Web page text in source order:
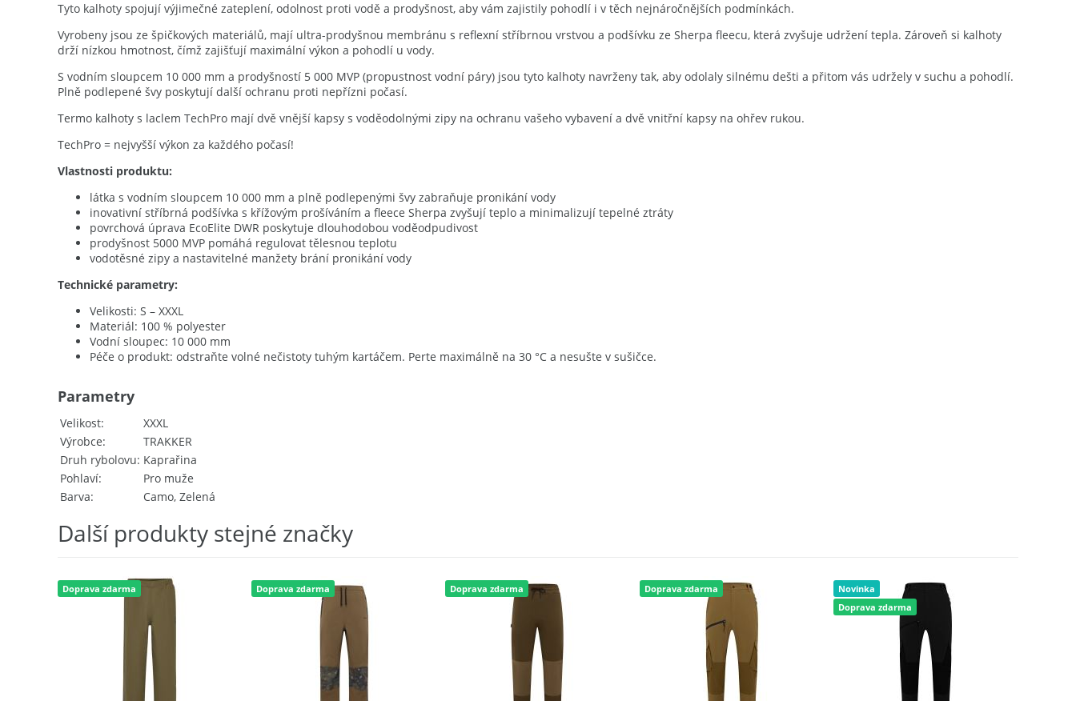
Tyto kalhoty spojují výjimečné zateplení, odolnost proti vodě a prodyšnost, aby vám zajistily pohodlí i v těch nejnáročnějších podmínkách.
Vyrobeny jsou ze špičkových materiálů, mají ultra-prodyšnou membránu s reflexní stříbrnou vrstvou a podšívku ze Sherpa fleecu, která zvyšuje udržení tepla. Zároveň si kalhoty
drží nízkou hmotnost, čímž zajišťují maximální výkon a pohodlí u vody.
S vodním sloupcem 10 000 mm a prodyšností 5 000 MVP (propustnost vodní páry) jsou tyto kalhoty navrženy tak, aby odolaly silnému dešti a přitom vás udržely v suchu a pohodlí.
Plně podlepené švy poskytují další ochranu proti nepřízni počasí.
Termo kalhoty s laclem TechPro mají dvě vnější kapsy s voděodolnými zipy na ochranu vašeho vybavení a dvě vnitřní kapsy na ohřev rukou.
TechPro = nejvyšší výkon za každého počasí!
Vlastnosti produktu:
látka s vodním sloupcem 10 000 mm a plně podlepenými švy zabraňuje pronikání vody
inovativní stříbrná podšívka s křížovým prošíváním a fleece Sherpa zvyšují teplo a minimalizují tepelné ztráty
povrchová úprava EcoElite DWR poskytuje dlouhodobou voděodpudivost
prodyšnost 5000 MVP pomáhá regulovat tělesnou teplotu
vodotěsné zipy a nastavitelné manžety brání pronikání vody
Technické parametry:
Velikosti: S – XXXL
Materiál: 100 % polyester
Vodní sloupec: 10 000 mm
Péče o produkt: odstraňte volné nečistoty tuhým kartáčem. Perte maximálně na 30 °C a nesušte v sušičce.
Velikost
XXXL
Výrobce
TRAKKER
Druh rybolovu Kaprařina
Pohlaví
Pro muže
Barva
Camo, Zelená
Parametry
Další produkty stejné značky
Doprava zdarma Doprava zdarma Doprava zdarma Doprava zdarma
Novinka
Doprava zdarma